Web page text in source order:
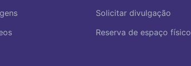
Solicitar divulgação
Reserva de espaço físico